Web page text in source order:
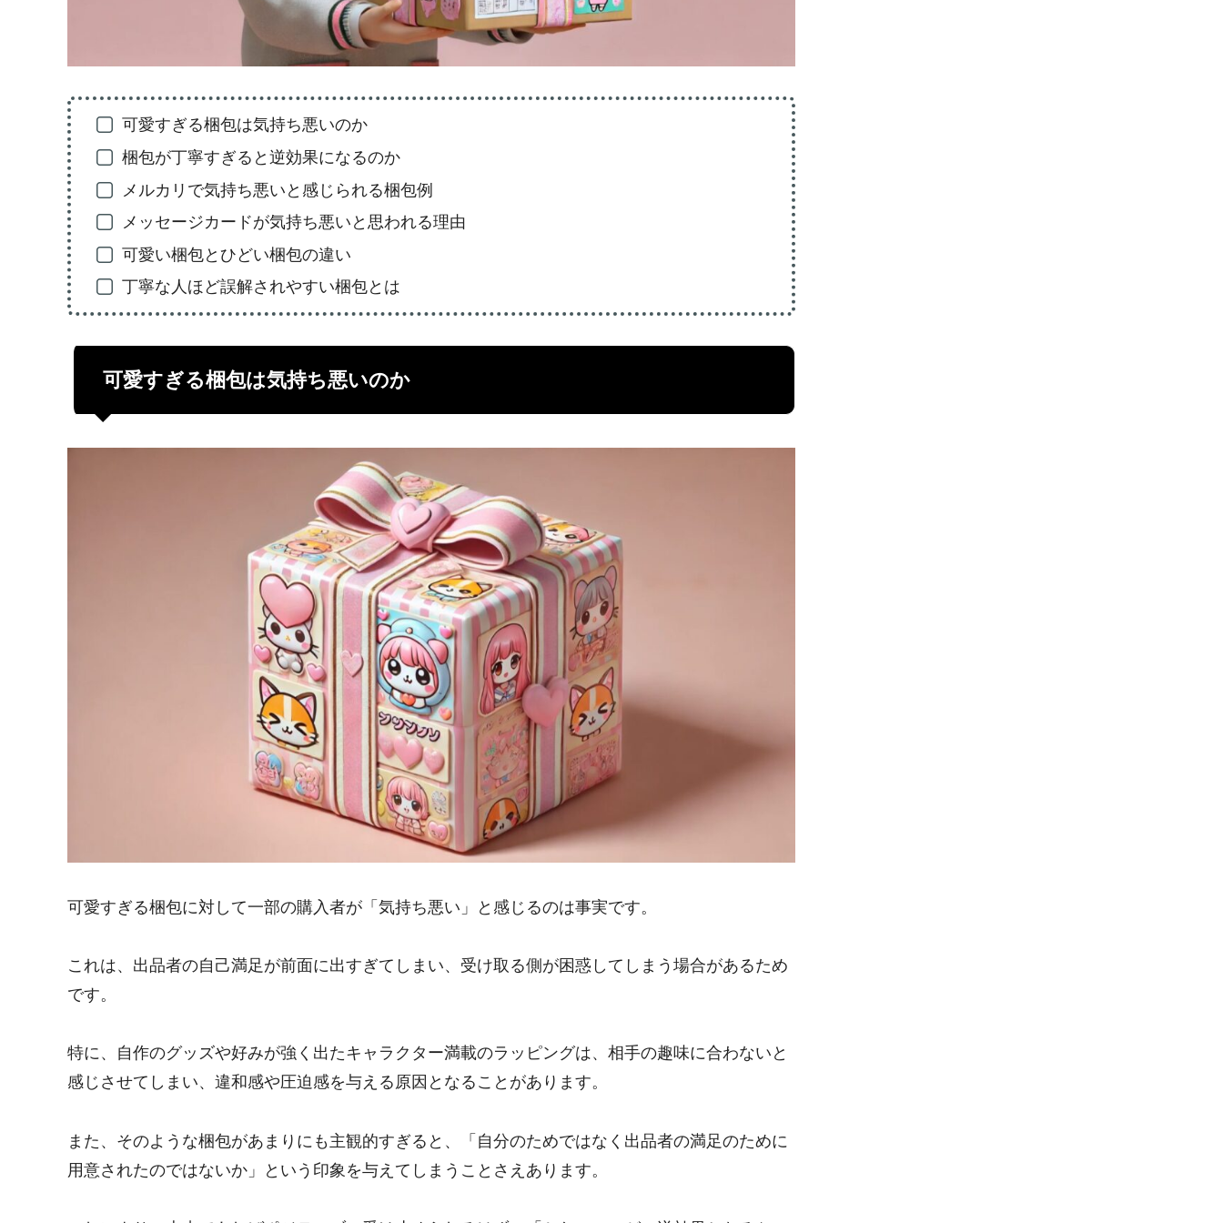
可愛すぎる梱包は気持ち悪いのか
梱包が丁寧すぎると逆効果になるのか
メルカリで気持ち悪いと感じられる梱包例
メッセージカードが気持ち悪いと思われる理由
可愛い梱包とひどい梱包の違い
丁寧な人ほど誤解されやすい梱包とは
可愛すぎる梱包は気持ち悪いのか
可愛すぎる梱包に対して一部の購入者が「気持ち悪い」と感じるのは事実です。
これは、出品者の自己満足が前面に出すぎてしまい、受け取る側が困惑してしまう場合があるため
です。
特に、自作のグッズや好みが強く出たキャラクター満載のラッピングは、相手の趣味に合わないと
感じさせてしまい、違和感や圧迫感を与える原因となることがあります。
また、そのような梱包があまりにも主観的すぎると、「自分のためではなく出品者の満足のために
用意されたのではないか」という印象を与えてしまうことさえあります。